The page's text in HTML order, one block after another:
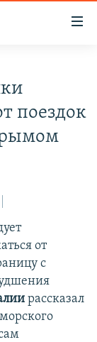
поездок
от
с
рассказал